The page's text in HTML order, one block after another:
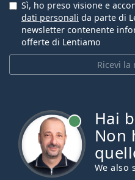
Ricevi la
Sì, ho preso visione e
dati personali da parte di
newsletter contenente
offerte di Lentiamo
Hai
Non
We also